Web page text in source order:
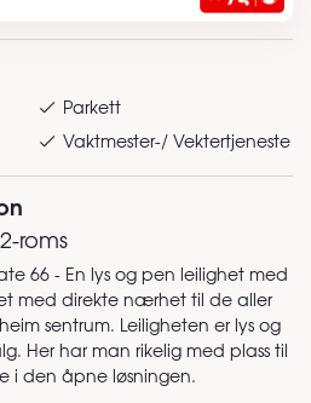
Parkett
Vaktmester-/ Vektertjeneste
roms
66 - En lys og pen leilighet med
med direkte nærhet til de aller
sentrum. Leiligheten er lys og
Her har man rikelig med plass til
i den åpne løsningen.